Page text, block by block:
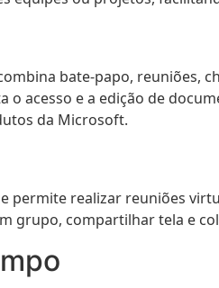
bate-papo, reuniões,
o acesso e a edição de
da Microsoft.
realizar reuniões
grupo, compartilhar tela e